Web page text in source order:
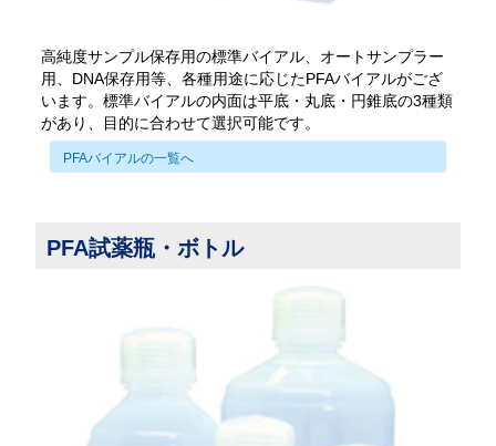
高純度サンプル保存用の標準バイアル、オートサンプラー
用、DNA保存用等、各種用途に応じたPFAバイアルがござ
います。標準バイアルの内面は平底・丸底・円錐底の3種類
があり、目的に合わせて選択可能です。
PFAバイアルの一覧へ
PFA試薬瓶・ボトル